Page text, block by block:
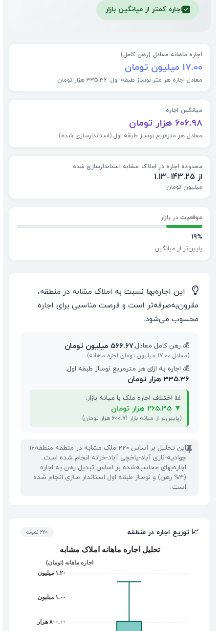
✅اجاره کمتر از میانگین بازار
اجاره ماهانه معادل (رهن کامل)
17.00 میلیون تومان
معادل اجاره هر متر نوساز طبقه اول: 335.36 هزار تومان
میانگین اجاره
606.98 هزار تومان
معادل هر مترمربع نوساز طبقه اول (استاندارسازی شده)
محدوده اجاره در املاک مشابه استاندارسازی شده
از 143.25 تا1.13
میلیون تومان
موقعیت در بازار
19%
پایین‌تر از میانگین
💡
این اجاره‌بها نسبت به املاک مشابه در منطقه،
مقرون‌به‌صرفه‌تر است و فرصت مناسبی برای اجاره
محسوب می‌شود.
💰 رهن کامل معادل:566.67 میلیون تومان
(معادل 17.00 میلیون تومان اجاره ماهانه)
💰 اجاره به ازای هر مترمربع نوساز طبقه اول:
335.36 هزار تومان
📊 اختلاف اجاره ملک با میانه بازار:
▼265.35 هزار تومان
(پایین‌تر از میانه بازار 600.71 هزار تومان)
📌
این تحلیل بر اساس 220 ملک مشابه در منطقه منطقه16-
جوادیه-نازی آباد-یاخچی آباد-خزانه انجام شده است.
اجاره‌بهای محاسبه‌شده بر اساس تبدیل رهن به اجاره
(3% رهن) و نوساز طبقه اول استاندار سازی انجام شده
است.
📈 توزیع اجاره در منطقه 220 نمونه